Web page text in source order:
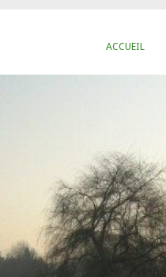
ACCUEIL